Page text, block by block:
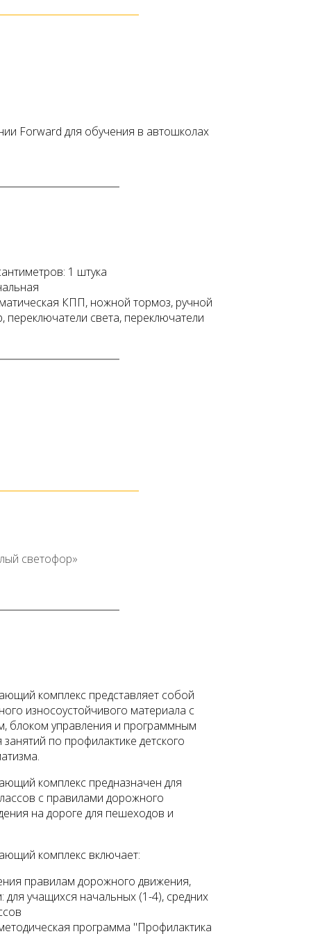
Forward для обучения в автошколах
1 штука
КПП, ножной тормоз, ручной
переключатели света, переключатели
светофор»
комплекс представляет собой
износоустойчивого материала с
блоком управления и программным
по профилактике детского
комплекс предназначен для
с правилами дорожного
на дороге для пешеходов и
комплекс включает:
правилам дорожного движения,
для учащихся начальных (1-4), средних
программа "Профилактика